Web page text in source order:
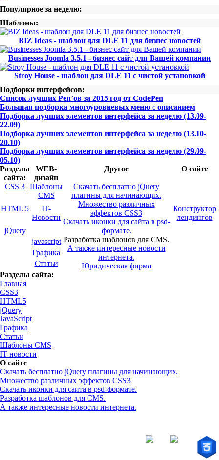
Популярное за неделю:
Шаблоны:
BIZ Ideas - шаблон для DLE 11 для бизнес новостей
Businesses Joomla 3.5.1 - бизнес сайт для Вашей компании
Stroy House - шаблон для DLE 11 с чистой установкой
Подборки интерфейсов:
Список лучших Pen`ов за 2015 год от CodePen
Большая подборка многоуровневых меню с описанием
Подборка лучших элементов интерфейса за неделю (13.09-
22.09)
Подборка лучших элементов интерфейса за неделю (13.10-
20.10)
Подборка лучших элементов интерфейса за неделю (29.09-
05.10)
Разделы
сайта:
WEB-
дизайн
Другое О сайте
CSS 3 Шаблоны
CMS
Скачать бесплатно jQuery
плагины для начинающих.
Множество различных
эффектов CSS3
Скачать иконки для сайта в psd-
формате.
Разработка шаблонов для CMS.
А также интересные новости
интернета.
Юридическая фирма
HTML 5
IT-
Новости
Конструктор
лендингов
jQuery
javascript
Графика
Статьи
Разделы сайта:
Главная
CSS3
HTML5
jQuery
JavaScript
Графика
Статьи
Шаблоны CMS
IT новости
О сайте
Скачать бесплатно jQuery плагины для начинающих.
Множество различных эффектов CSS3
Скачать иконки для сайта в psd-формате.
Разработка шаблонов для CMS.
А также интересные новости интернета.
© - 2015-2017 - helix.su - все для вашего сайта |